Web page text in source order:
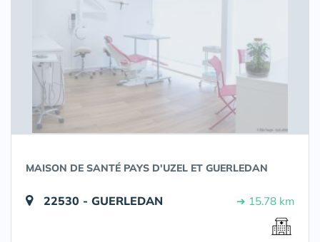
MAISON DE SANTÉ PAYS D'UZEL ET GUERLEDAN
22530 - GUERLEDAN ➔ 15.78 km